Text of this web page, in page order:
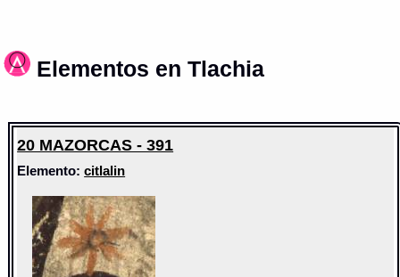
Elementos en Tlachia
20 MAZORCAS - 391
Elemento:citlalin